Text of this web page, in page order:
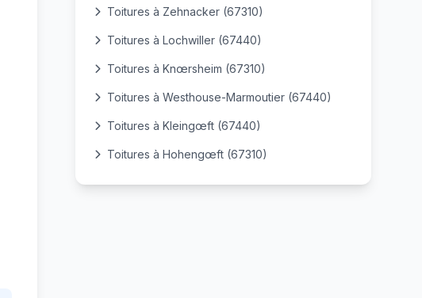
Toitures à Zehnacker (67310)
Toitures à Lochwiller (67440)
Toitures à Knœrsheim (67310)
Toitures à Westhouse-Marmoutier (67440)
Toitures à Kleingœft (67440)
Toitures à Hohengœft (67310)